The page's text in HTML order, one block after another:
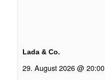
Lada & Co.
29. August 2026 @ 20:00